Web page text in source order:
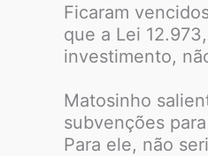
Ficaram
que a Lei
investimento,
Matosinho
subvenções
Para ele, não